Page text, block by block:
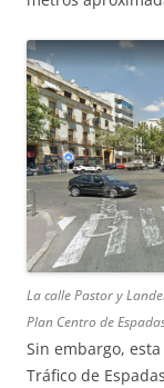
La calle Pastor y
Plan Centro de
Sin embargo,
Tráfico de